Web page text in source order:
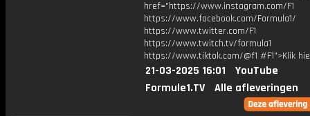
href="https://www.instagram.com/F1
https://www.facebook.com/Formula1/
https://www.twitter.com/F1
https://www.twitch.tv/formula1
https://www.tiktok.com/@f1 #F1">Klik
21-03-2025 16:01
YouTube
Formule1.TV
Alle afleveringen